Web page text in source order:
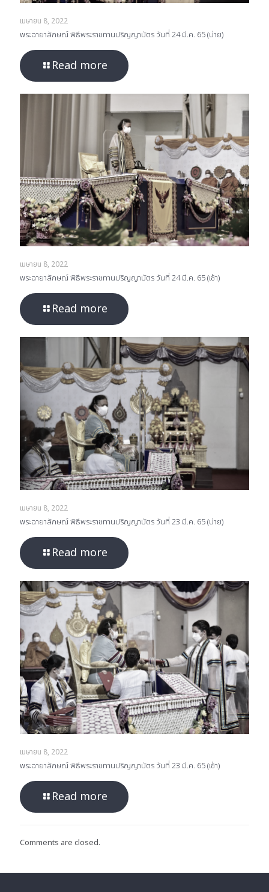
เมษายน 8, 2022
พระฉายาลักษณ์ พิธีพระราชทานปริญญาบัตร วันที่ 24 มี.ค. 65 (บ่าย)
Read more
เมษายน 8, 2022
พระฉายาลักษณ์ พิธีพระราชทานปริญญาบัตร วันที่ 24 มี.ค. 65 (เช้า)
Read more
เมษายน 8, 2022
พระฉายาลักษณ์ พิธีพระราชทานปริญญาบัตร วันที่ 23 มี.ค. 65 (บ่าย)
Read more
เมษายน 8, 2022
พระฉายาลักษณ์ พิธีพระราชทานปริญญาบัตร วันที่ 23 มี.ค. 65 (เช้า)
Read more
Comments are closed.